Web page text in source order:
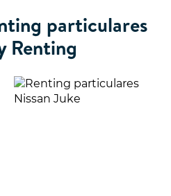
particulares
Renting